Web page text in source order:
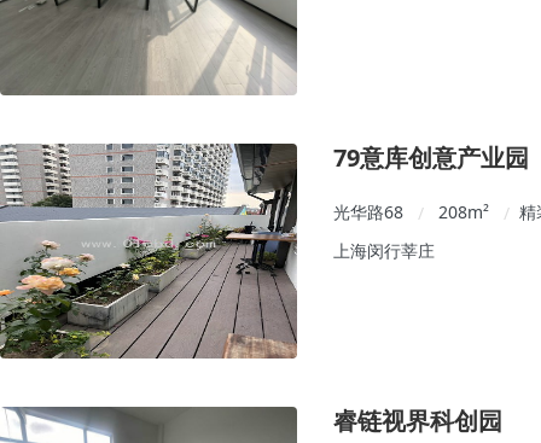
79意库创意产业园
光华路68 / 208m² / 精
上海闵行莘庄
睿链视界科创园